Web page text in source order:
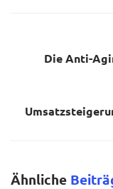
Die Anti-
Ähnliche